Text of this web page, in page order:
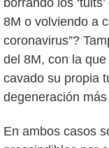
8M o volviendo a
coronavirus”?
del 8M, con la
cavado su propia
degeneración
En ambos casos